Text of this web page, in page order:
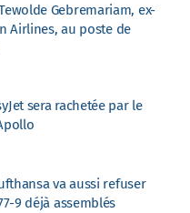
Gebremariam, ex-
Airlines, au poste de
sera rachetée par le
va aussi refuser
9 déjà assemblés